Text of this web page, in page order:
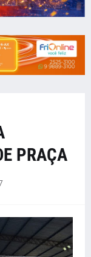
PRAÇA